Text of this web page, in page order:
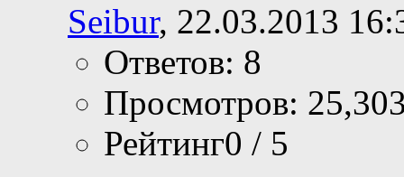
Seibur, 22.03.2013
Ответов: 8
Просмотров:
Рейтинг0 / 5